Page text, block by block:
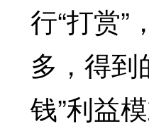
行“打赏
多，得到
钱”利益